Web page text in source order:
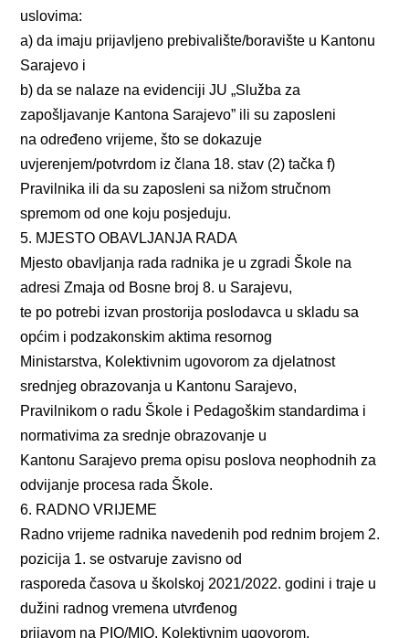
uslovima:
a) da imaju prijavljeno prebivalište/boravište u Kantonu
Sarajevo i
b) da se nalaze na evidenciji JU „Služba za
zapošljavanje Kantona Sarajevo” ili su zaposleni
na određeno vrijeme, što se dokazuje
uvjerenjem/potvrdom iz člana 18. stav (2) tačka f)
Pravilnika ili da su zaposleni sa nižom stručnom
spremom od one koju posjeduju.
5. MJESTO OBAVLJANJA RADA
Mjesto obavljanja rada radnika je u zgradi Škole na
adresi Zmaja od Bosne broj 8. u Sarajevu,
te po potrebi izvan prostorija poslodavca u skladu sa
općim i podzakonskim aktima resornog
Ministarstva, Kolektivnim ugovorom za djelatnost
srednjeg obrazovanja u Kantonu Sarajevo,
Pravilnikom o radu Škole i Pedagoškim standardima i
normativima za srednje obrazovanje u
Kantonu Sarajevo prema opisu poslova neophodnih za
odvijanje procesa rada Škole.
6. RADNO VRIJEME
Radno vrijeme radnika navedenih pod rednim brojem 2.
pozicija 1. se ostvaruje zavisno od
rasporeda časova u školskoj 2021/2022. godini i traje u
dužini radnog vremena utvrđenog
prijavom na PIO/MIO, Kolektivnim ugovorom,